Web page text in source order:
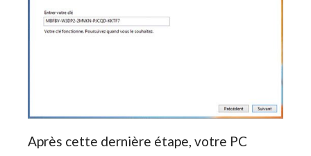
Après cette dernière étape, votre PC